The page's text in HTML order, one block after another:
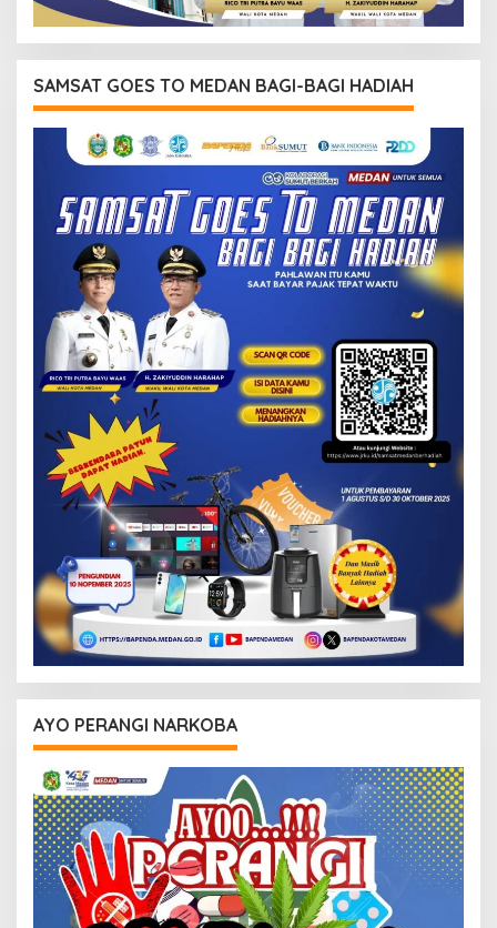
SAMSAT GOES TO MEDAN BAGI-BAGI HADIAH
AYO PERANGI NARKOBA